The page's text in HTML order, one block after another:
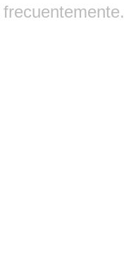
frecuentemente.